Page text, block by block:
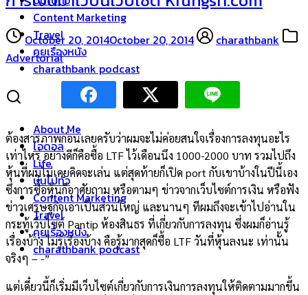
Content Marketing
Travel
คุยเรื่องหนัง
charathbank podcast
About Me
ไอดอล
Life
บ่นไปทั่ว
Content Marketing
Travel
คุยเรื่องหนัง
charathbank podcast
October 20, 2014October 20, 2014
charathbank
Advertorial
ต้องสารภาพก่อนเลยครับว่าผมจะไม่ค่อยสนใจเรื่องการลงทุนอะไร
เท่าไหร่ อย่างดีก็คือซื้อ LTF ไว้เดือนนึง 1000-2000 บาท รวมไปถึง
หุ้นที่ผมไม่เคยคิดจะเล่น แต่สุดท้ายก็เปิด port กับเขาบ้างในปีนี้เอง
ซึ่งการซื้อหุ้นก็อาศัยถาม หรือตามๆ ข่าวจากเว็บไซต์การเงิน หรือฟัง
ข่าวเศรษฐกิจเอาเป็นส่วนใหญ่ และนานๆ ทีผมถึงจะเข้าไปอ่านใน
กระทู้เว็บไซต์ Pantip ห้องสินธร ที่เกี่ยวกับการลงทุน ซึ่งผมก็อ่านรู้
เรื่องบ้าง ไม่รู้เรื่องบ้าง คือรู้มากสุดก็ซื้อ LTF วันที่หุ้นลงนะ เท่านั้น
จริงๆ – -”
แต่เดี๋ยวนี้ก็เริ่มมีเว็บไซต์เกี่ยวกับการเงินการลงทุนให้ติดตามมากขึ้น